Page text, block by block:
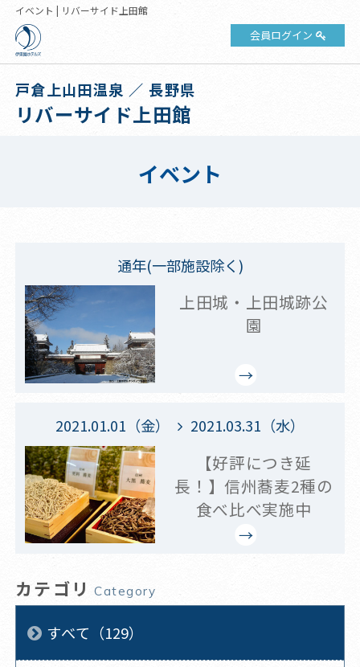
イベント | リバーサイド上田館
会員ログイン
戸倉上山田温泉 ／ 長野県
リバーサイド上田館
イベント
通年(一部施設除く)
上田城・上田城跡公
園
2021.01.01（金） 2021.03.31（水）
【好評につき延
長！】信州蕎麦2種の
食べ比べ実施中
カテゴリ Category
すべて（129）